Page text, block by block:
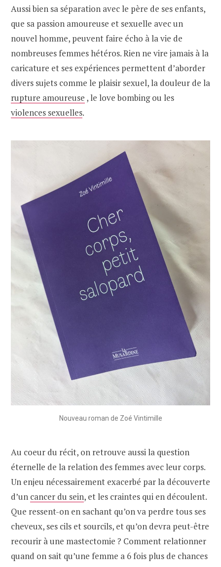
Aussi bien sa séparation avec le père de ses enfants,
que sa passion amoureuse et sexuelle avec un
nouvel homme, peuvent faire écho à la vie de
nombreuses femmes hétéros. Rien ne vire jamais à la
caricature et ses expériences permettent d’aborder
divers sujets comme le plaisir sexuel, la douleur de la
rupture amoureuse , le love bombing ou les
violences sexuelles.
Nouveau roman de Zoé Vintimille
Au coeur du récit, on retrouve aussi la question
éternelle de la relation des femmes avec leur corps.
Un enjeu nécessairement exacerbé par la découverte
d’un cancer du sein, et les craintes qui en découlent.
Que ressent-on en sachant qu’on va perdre tous ses
cheveux, ses cils et sourcils, et qu’on devra peut-être
recourir à une mastectomie ? Comment relationner
quand on sait qu’une femme a 6 fois plus de chances